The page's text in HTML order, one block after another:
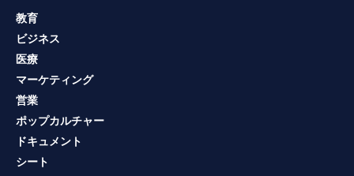
教育
ビジネス
医療
マーケティング
営業
ポップカルチャー
ドキュメント
シート